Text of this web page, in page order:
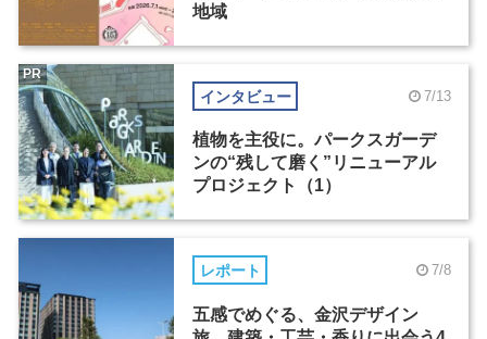
地域
インタビュー 7/13
植物を主役に。パークスガーデ
ンの“残して磨く”リニューアル
プロジェクト（1）
PR
レポート 7/8
五感でめぐる、金沢デザイン